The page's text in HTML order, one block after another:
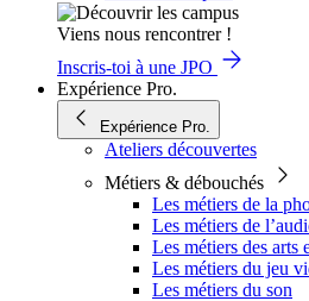
Viens nous rencontrer !
Inscris-toi à une JPO
Expérience Pro.
Expérience Pro.
Ateliers découvertes
Métiers & débouchés
Les métiers de la
Les métiers de
Les métiers des arts
Les métiers du jeu
Les métiers du son